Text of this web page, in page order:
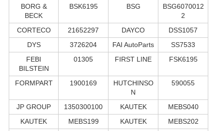
BORG &
BECK
BSK6195 BSG
BSG6070012
2
CORTECO
21652297 DAYCO
DSS1057
DYS
3726204 FAI AutoParts
SS7533
FEBI
BILSTEIN
01305 FIRST LINE FSK6195
FORMPART 1900169
HUTCHINSO
N
590055
JP GROUP 1350300100 KAUTEK
MEBS040
KAUTEK
MEBS199 KAUTEK
MEBS202